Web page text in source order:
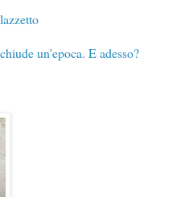
un'epoca. E adesso?